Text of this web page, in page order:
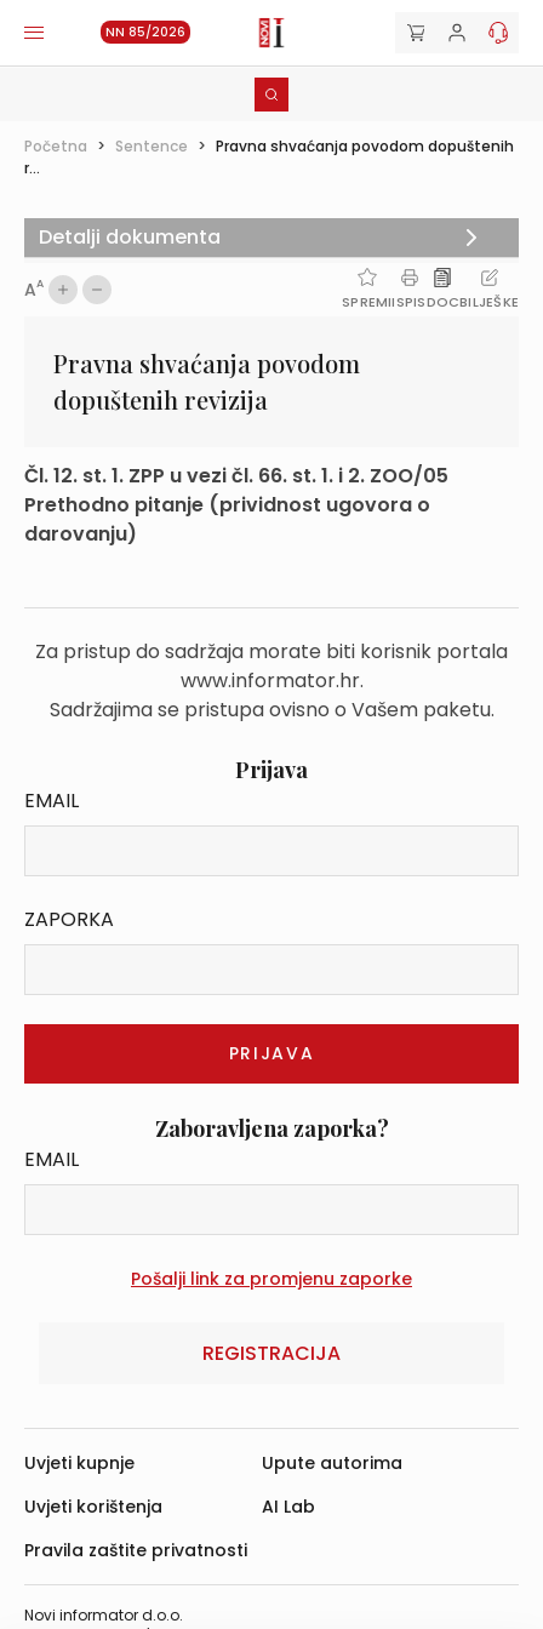
NN 85/2026
Početna > Sentence > Pravna shvaćanja povodom dopuštenih
r...
AA
SPREMIISPISDOCBILJEŠKE
Pravna shvaćanja povodom
dopuštenih revizija
Čl. 12. st. 1. ZPP u vezi čl. 66. st. 1. i 2. ZOO/05
Prethodno pitanje (prividnost ugovora o
darovanju)
Za pristup do sadržaja morate biti korisnik portala
www.informator.hr.
Sadržajima se pristupa ovisno o Vašem paketu.
Prijava
EMAIL
ZAPORKA
Zaboravljena zaporka?
EMAIL
REGISTRACIJA
Detalji dokumenta
Novi informator d.o.o.
Uvjeti kupnje
Uvjeti korištenja
Pravila zaštite privatnosti
Upute autorima
AI Lab